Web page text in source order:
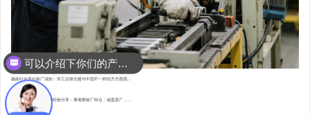
越南社会责任验厂须知：劳工法律法规与中国不一样的方方面面...
东南亚资深验厂顾问的经验分享：柬埔寨验厂特点 : 涵盖面广，...
可以介绍下你们的产品么？
你们是怎么收费的呢？